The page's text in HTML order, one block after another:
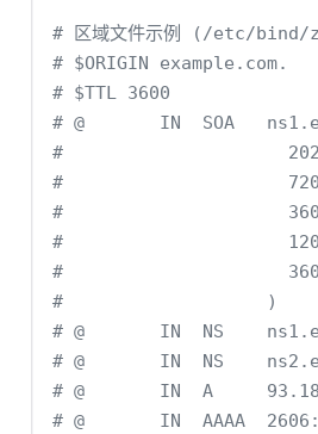
# 区域文件示例 (/etc/bind/
# $ORIGIN example.com.
# $TTL 3600
# @       IN  SOA
#
#
#
#
#                     3600
#                   )
# @       IN  NS
# @       IN  NS
# @       IN  A
# @       IN  AAAA